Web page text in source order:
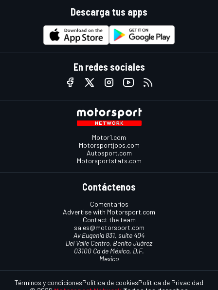
Descarga tus apps
En redes sociales
Motor1.com
Motorsportjobs.com
Autosport.com
Motorsportstats.com
Contáctenos
Comentarios
Advertise with Motorsport.com
Contact the team
sales@motorsport.com
Av Eugenia 831, suite 404
Del Valle Centro, Benito Juárez
03100 Cd de México, D.F.
Mexico
Términos y condicionesPolítica de cookiesPolítica de Privacidad